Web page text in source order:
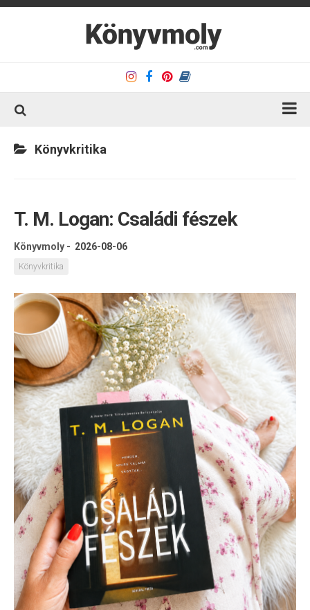
Kapcsolat
Olvasó sarok
Könyveim
Rólam
Könyvkritika
T. M. Logan: Családi fészek
Könyvmoly - 2026-08-06
Könyvkritika